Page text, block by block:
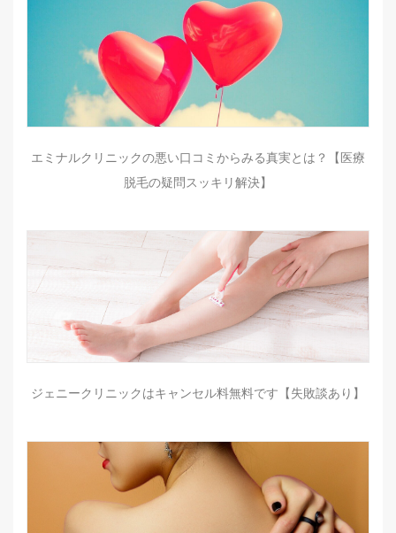
エミナルクリニックの悪い口コミからみる真実とは？【医療
脱毛の疑問スッキリ解決】
ジェニークリニックはキャンセル料無料です【失敗談あり】